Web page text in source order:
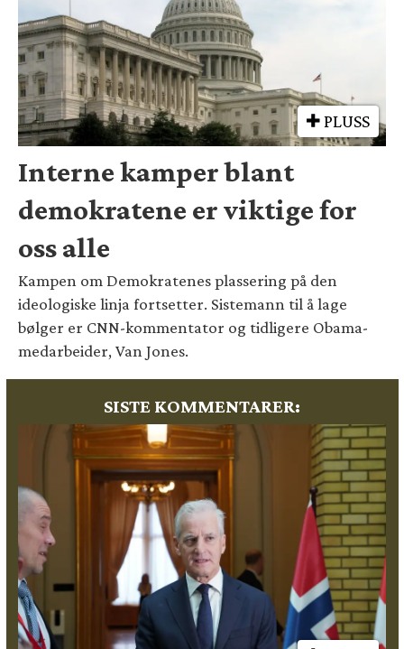
PLUSS
Interne kamper blant
demokratene er viktige for
oss alle
Kampen om Demokratenes plassering på den
ideologiske linja fortsetter. Sistemann til å lage
bølger er CNN-kommentator og tidligere Obama-
medarbeider, Van Jones.
SISTE KOMMENTARER: